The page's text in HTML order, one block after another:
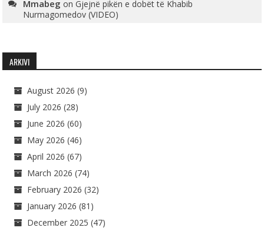
Mmabeg onGjejnë pikën e dobët të Khabib
Nurmagomedov (VIDEO)
ARKIVI
August 2026 (9)
July 2026 (28)
June 2026 (60)
May 2026 (46)
April 2026 (67)
March 2026 (74)
February 2026 (32)
January 2026 (81)
December 2025 (47)